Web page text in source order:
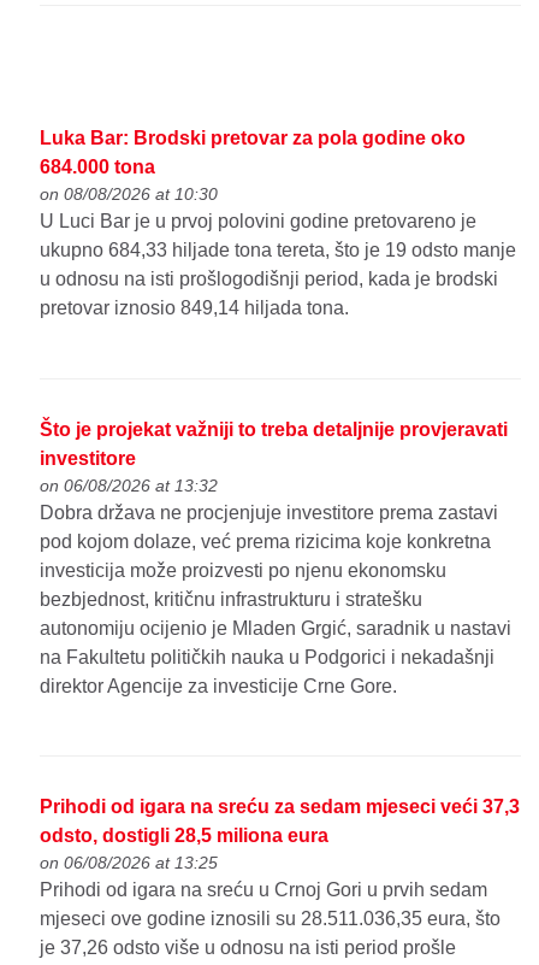
Luka Bar: Brodski pretovar za pola godine oko
684.000 tona
on 08/08/2026 at 10:30
U Luci Bar je u prvoj polovini godine pretovareno je
ukupno 684,33 hiljade tona tereta, što je 19 odsto manje
u odnosu na isti prošlogodišnji period, kada je brodski
pretovar iznosio 849,14 hiljada tona.
Što je projekat važniji to treba detaljnije provjeravati
investitore
on 06/08/2026 at 13:32
Dobra država ne procjenjuje investitore prema zastavi
pod kojom dolaze, već prema rizicima koje konkretna
investicija može proizvesti po njenu ekonomsku
bezbjednost, kritičnu infrastrukturu i stratešku
autonomiju ocijenio je Mladen Grgić, saradnik u nastavi
na Fakultetu političkih nauka u Podgorici i nekadašnji
direktor Agencije za investicije Crne Gore.
Prihodi od igara na sreću za sedam mjeseci veći 37,3
odsto, dostigli 28,5 miliona eura
on 06/08/2026 at 13:25
Prihodi od igara na sreću u Crnoj Gori u prvih sedam
mjeseci ove godine iznosili su 28.511.036,35 eura, što
je 37,26 odsto više u odnosu na isti period prošle